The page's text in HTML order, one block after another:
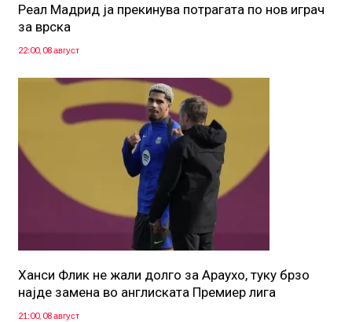
Реал Мадрид ја прекинува потрагата по нов играч
за врска
22:00, 08 август
Ханси Флик не жали долго за Араухо, туку брзо
најде замена во англиската Премиер лига
21:00, 08 август